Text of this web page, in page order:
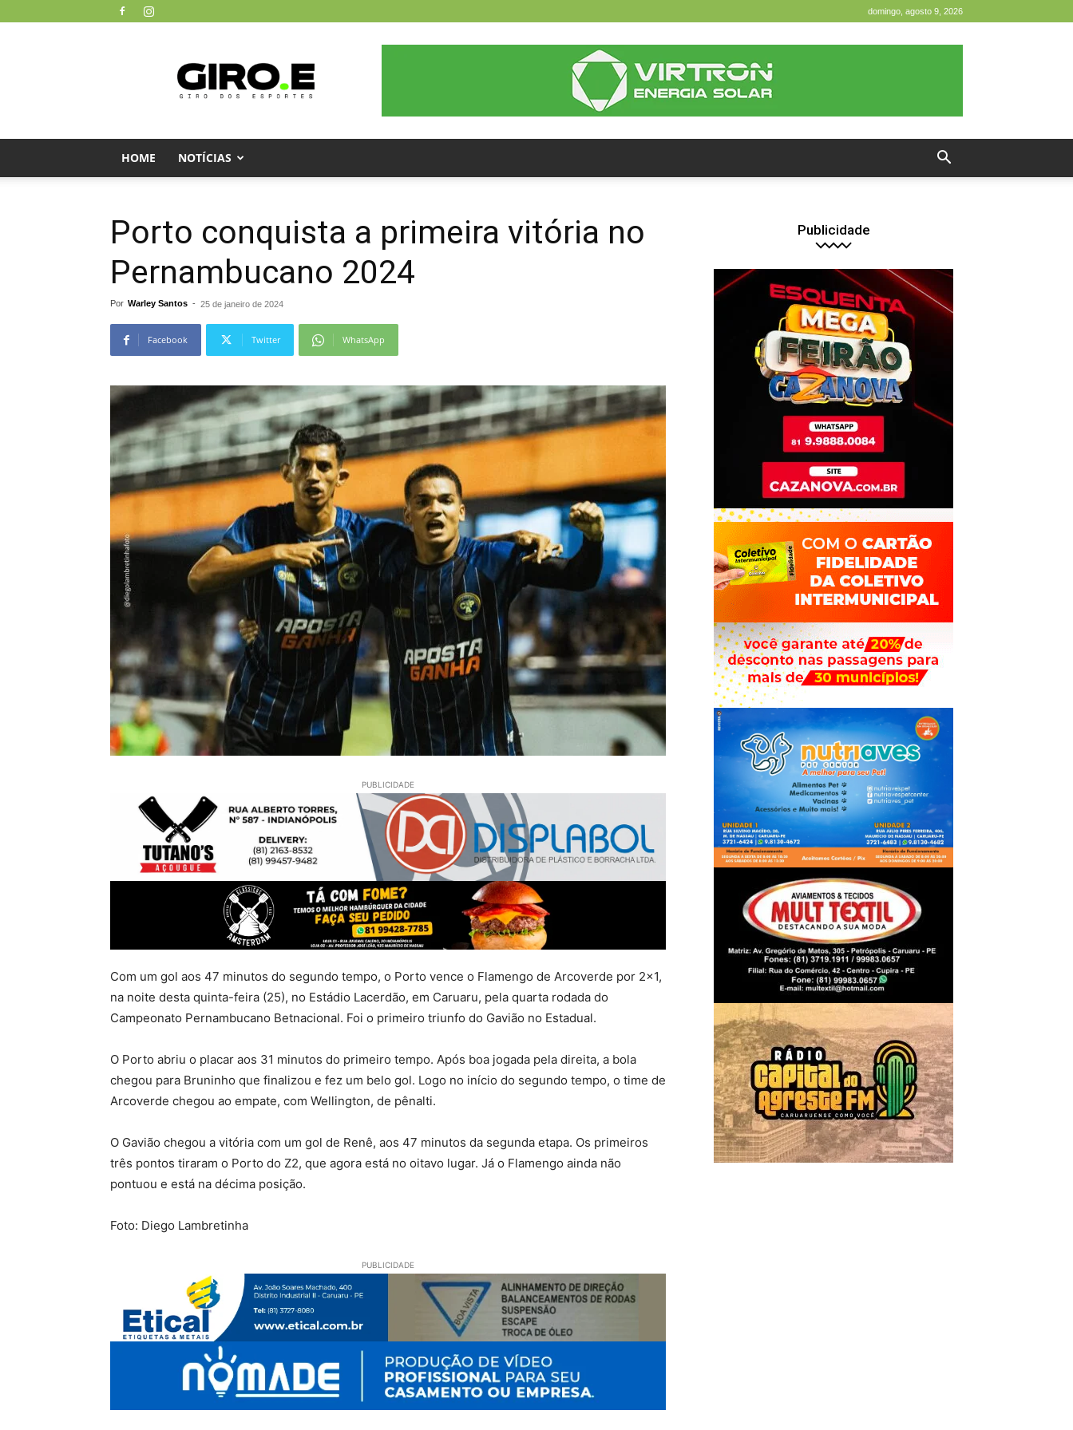
domingo, agosto 9, 2026
dos
Esportes
HOME NOTÍCIAS
Porto conquista a primeira vitória no
Pernambucano 2024
Por Warley Santos - 25 de janeiro de 2024
Facebook Twitter WhatsApp
PUBLICIDADE
Com um gol aos 47 minutos do segundo tempo, o Porto vence o Flamengo de Arcoverde por 2×1,
na noite desta quinta-feira (25), no Estádio Lacerdão, em Caruaru, pela quarta rodada do
Campeonato Pernambucano Betnacional. Foi o primeiro triunfo do Gavião no Estadual.
O Porto abriu o placar aos 31 minutos do primeiro tempo. Após boa jogada pela direita, a bola
chegou para Bruninho que finalizou e fez um belo gol. Logo no início do segundo tempo, o time de
Arcoverde chegou ao empate, com Wellington, de pênalti.
O Gavião chegou a vitória com um gol de Renê, aos 47 minutos da segunda etapa. Os primeiros
três pontos tiraram o Porto do Z2, que agora está no oitavo lugar. Já o Flamengo ainda não
pontuou e está na décima posição.
Foto: Diego Lambretinha
PUBLICIDADE
Publicidade